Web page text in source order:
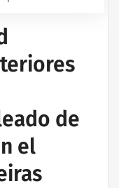
de
el